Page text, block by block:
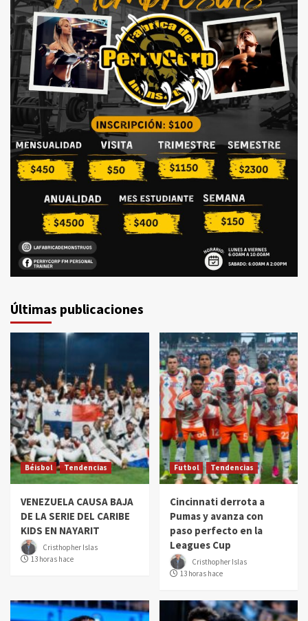
Últimas publicaciones
Béisbol Tendencias
VENEZUELA CAUSA BAJA
DE LA SERIE DEL CARIBE
KIDS EN NAYARIT
Cristhopher Islas
13 horas hace
Futbol Tendencias
Cincinnati derrota a
Pumas y avanza con
paso perfecto en la
Leagues Cup
Cristhopher Islas
13 horas hace